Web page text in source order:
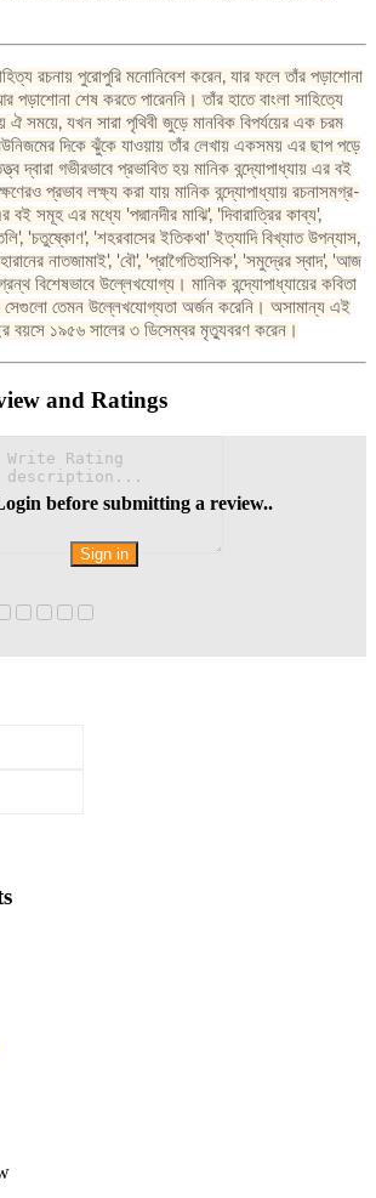
রচনায় পুরোপুরি মনোনিবেশ করেন, যার ফলে তাঁর পড়াশোনা
পড়াশোনা শেষ করতে পারেননি। তাঁর হাতে বাংলা সাহিত্যে
ঐ সময়ে, যখন সারা পৃথিবী জুড়ে মানবিক বিপর্যয়ের এক চরম
দিকে ঝুঁকে যাওয়ায় তাঁর লেখায় একসময় এর ছাপ পড়ে
দ্বারা গভীরভাবে প্রভাবিত হয় মানিক বন্দ্যোপাধ্যায় এর বই
প্রভাব লক্ষ্য করা যায় মানিক বন্দ্যোপাধ্যায় রচনাসমগ্র-
বই সমূহ এর মধ্যে 'পদ্মানদীর মাঝি', 'দিবারাত্রির কাব্য',
'চতুষ্কোণ', 'শহরবাসের ইতিকথা' ইত্যাদি বিখ্যাত উপন্যাস,
নাতজামাই', 'বৌ', 'প্রাগৈতিহাসিক', 'সমুদ্রের স্বাদ', 'আজ
বিশেষভাবে উল্লেখযোগ্য। মানিক বন্দ্যোপাধ্যায়ের কবিতা
সেগুলো তেমন উল্লেখযোগ্যতা অর্জন করেনি। অসামান্য এই
বয়সে ১৯৫৬ সালের ৩ ডিসেম্বর মৃত্যুবরণ করেন।
and Ratings
before submitting a review..
Sign in